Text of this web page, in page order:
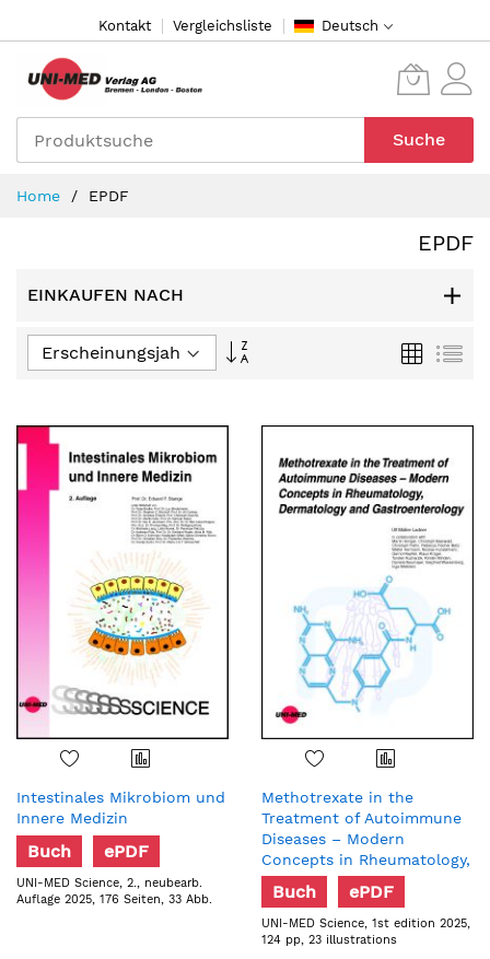
Inhalt
Kontakt Vergleichsliste Deutsch
Suche
Home EPDF
EPDF
EINKAUFEN NACH
aufsteigender
Raster
Intestinales Mikrobiom und
Innere Medizin
Buch ePDF
UNI-MED Science, 2., neubearb.
Auflage 2025, 176 Seiten, 33 Abb.
Methotrexate in the
Treatment of Autoimmune
Diseases – Modern
Concepts in Rheumatology,
Dermatology and
Gastroenterology
Buch ePDF
UNI-MED Science, 1st edition 2025,
124 pp, 23 illustrations